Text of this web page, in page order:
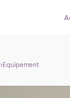
›Equipement